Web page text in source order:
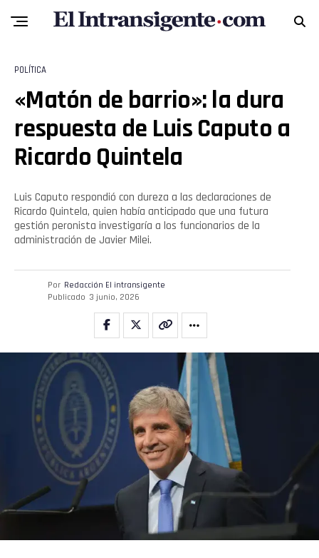
POLÍTICA
«Matón de barrio»: la dura
respuesta de Luis Caputo a
Ricardo Quintela
Luis Caputo respondió con dureza a las declaraciones de
Ricardo Quintela, quien había anticipado que una futura
gestión peronista investigaría a los funcionarios de la
administración de Javier Milei.
Por Redacción El intransigente
Publicado 3 junio, 2026